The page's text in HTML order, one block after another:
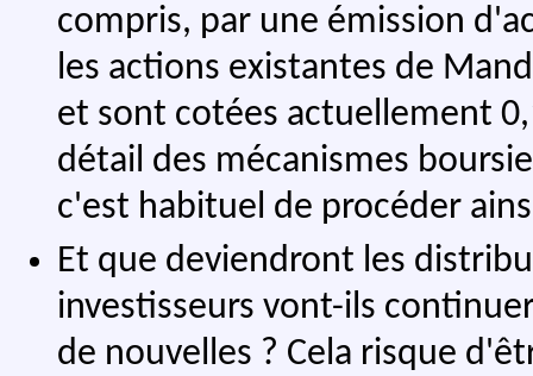
compris, par une émission
les actions existantes de
et sont cotées actuellement
détail des mécanismes
c'est habituel de procéder
Et que deviendront les
investisseurs vont-ils
de nouvelles ? Cela risque